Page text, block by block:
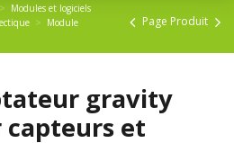
Modules et logiciels
Module
Page Produit
gravity
capteurs et